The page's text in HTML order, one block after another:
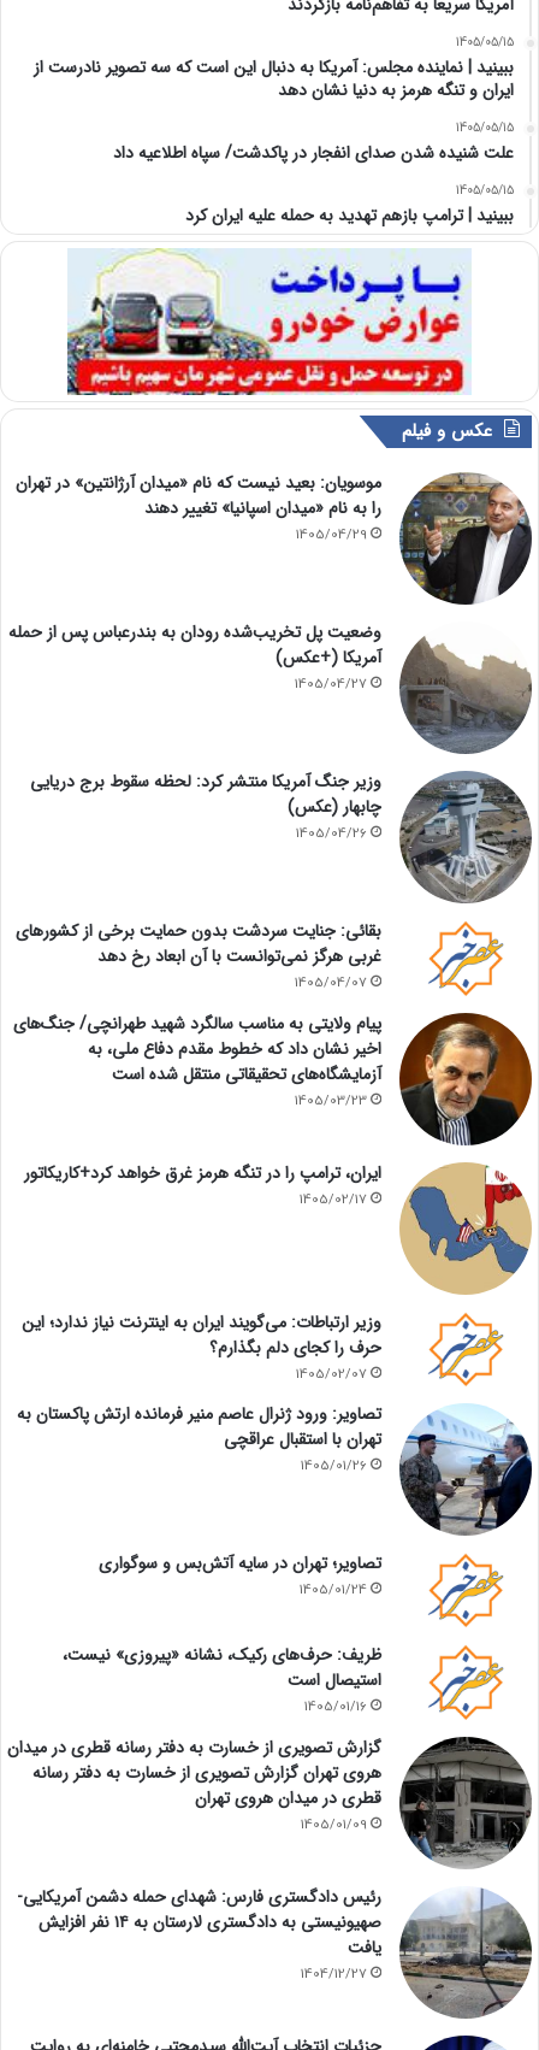
1405/05/15
ببینید | نماینده مجلس: آمریکا به دنبال این است که سه تصویر نادرست از
ایران و تنگه هرمز به دنیا نشان دهد
1405/05/15
علت شنیده شدن صدای انفجار در پاکدشت/ سپاه اطلاعیه داد
1405/05/15
ببینید | ترامپ بازهم تهدید به حمله علیه ایران کرد
عکس و فیلم
موسویان: بعید نیست که نام «میدان آرژانتین» در تهران
را به نام «میدان اسپانیا» تغییر دهند
1405/04/29
وضعیت پل تخریب‌شده رودان به بندرعباس پس از حمله
آمریکا (+عکس)
1405/04/27
وزیر جنگ آمریکا منتشر کرد: لحظه سقوط برج دریایی
چابهار (عکس)
1405/04/26
بقائی: جنایت سردشت بدون حمایت برخی از کشورهای
غربی هرگز نمی‌توانست با آن ابعاد رخ دهد
1405/04/07
پیام ولایتی به مناسب سالگرد شهید طهرانچی/ جنگ‌های
اخیر نشان داد که خطوط مقدم دفاع ملی، به
آزمایشگاه‌های تحقیقاتی منتقل شده است
1405/03/23
ایران، ترامپ را در تنگه هرمز غرق خواهد کرد+کاریکاتور
1405/02/17
وزیر ارتباطات: می‌گویند ایران به اینترنت نیاز ندارد؛ این
حرف را کجای دلم بگذارم؟
1405/02/07
تصاویر: ورود ژنرال عاصم منیر فرمانده ارتش پاکستان به
تهران با استقبال عراقچی
1405/01/26
تصاویر؛ تهران در سایه آتش‌بس و سوگواری
1405/01/24
ظریف: حرف‌های رکیک، نشانه «پیروزی» نیست،
استیصال است
1405/01/16
گزارش تصویری از خسارت به دفتر رسانه قطری در میدان
هروی تهران گزارش تصویری از خسارت به دفتر رسانه
قطری در میدان هروی تهران
1405/01/09
رئیس دادگستری فارس: شهدای حمله دشمن آمریکایی-
صهیونیستی به دادگستری لارستان به ۱۴ نفر افزایش
یافت
1404/12/27